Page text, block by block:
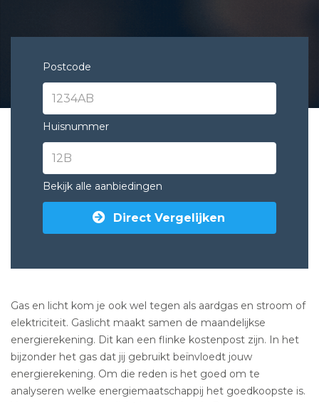
Postcode
Huisnummer
Bekijk alle aanbiedingen
Direct Vergelijken
Gas en licht kom je ook wel tegen als aardgas en stroom of
elektriciteit. Gaslicht maakt samen de maandelijkse
energierekening. Dit kan een flinke kostenpost zijn. In het
bijzonder het gas dat jij gebruikt beïnvloedt jouw
energierekening. Om die reden is het goed om te
analyseren welke energiemaatschappij het goedkoopste is.